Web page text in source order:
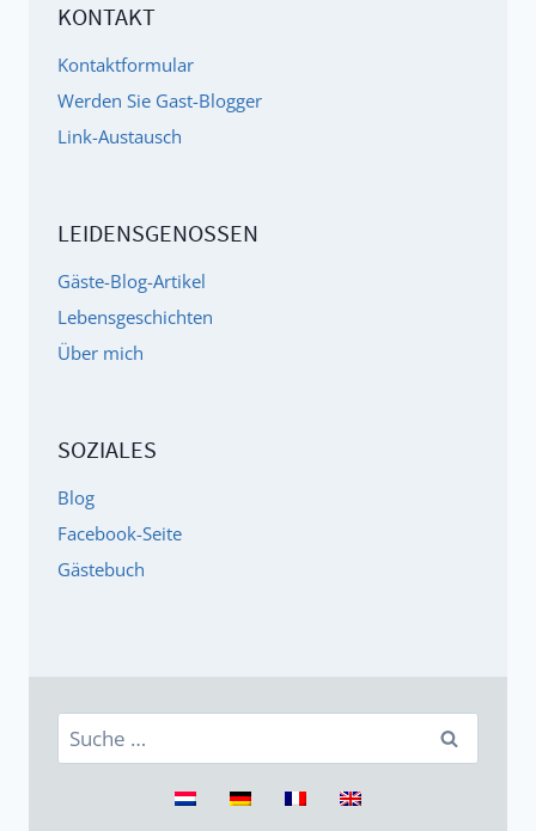
KONTAKT
Kontaktformular
Werden Sie Gast-Blogger
Link-Austausch
LEIDENSGENOSSEN
Gäste-Blog-Artikel
Lebensgeschichten
Über mich
SOZIALES
Blog
Facebook-Seite
Gästebuch
Suche
nach: